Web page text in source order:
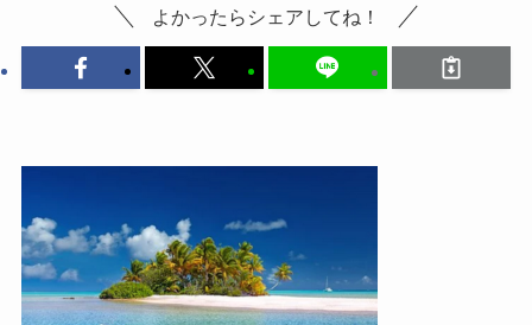
よかったらシェアしてね！